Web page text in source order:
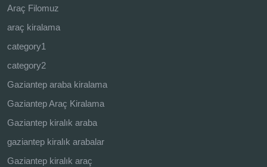
Araç Filomuz
araç kiralama
category1
category2
Gaziantep araba kiralama
Gaziantep Araç Kiralama
Gaziantep kiralık araba
gaziantep kiralık arabalar
Gaziantep kiralık araç